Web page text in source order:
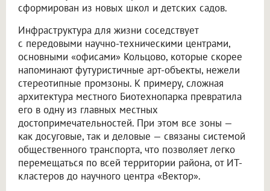
сформирован из новых школ и детских садов.
Инфраструктура для жизни соседствует
с передовыми научно-техническими центрами,
основными «офисами» Кольцово, которые скорее
напоминают футуристичные арт-объекты, нежели
стереотипные промзоны. К примеру, сложная
архитектура местного Биотехнопарка превратила
его в одну из главных местных
достопримечательностей. При этом все зоны —
как досуговые, так и деловые — связаны системой
общественного транспорта, что позволяет легко
перемещаться по всей территории района, от ИТ-
кластеров до научного центра «Вектор».